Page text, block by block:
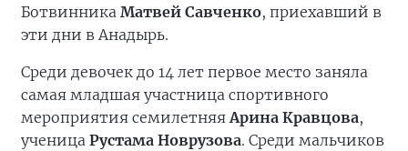
Ботвинника Матвей Савченко, приехавший в
эти дни в Анадырь.
Среди девочек до 14 лет первое место заняла
самая младшая участница спортивного
мероприятия семилетняяАрина Кравцова,
ученица Рустама Новрузова. Среди мальчиков